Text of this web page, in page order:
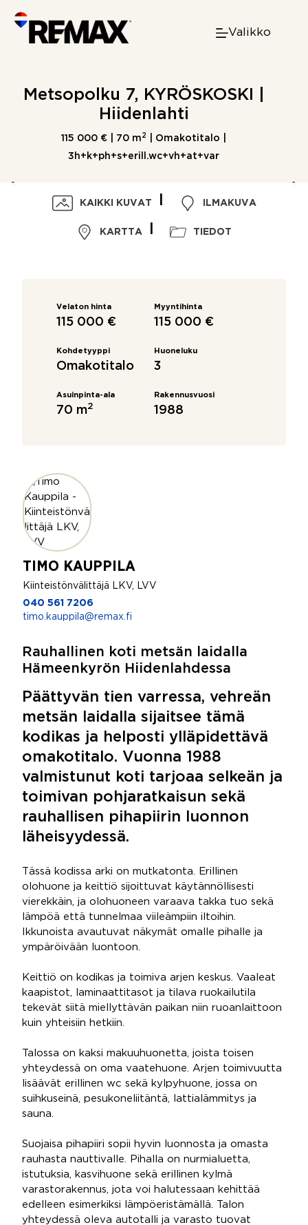
content
Valikko
Metsopolku 7, KYRÖSKOSKI |
Hiidenlahti
115 000 € | 70 m 2 | Omakotitalo |
3h+k+ph+s+erill.wc+vh+at+var
KAIKKI KUVAT ILMAKUVA
KARTTA TIEDOT
Velaton hinta
115 000 €
Myyntihinta
115 000 €
Kohdetyyppi
Omakotitalo
Huoneluku
3
Asuinpinta-ala
70 m2
Rakennusvuosi
1988
TIMO KAUPPILA
Kiinteistönvälittäjä LKV, LVV
040 561 7206
timo.kauppila@remax.fi
Rauhallinen koti metsän laidalla
Hämeenkyrön Hiidenlahdessa
Päättyvän tien varressa, vehreän
metsän laidalla sijaitsee tämä
kodikas ja helposti ylläpidettävä
omakotitalo. Vuonna 1988
valmistunut koti tarjoaa selkeän ja
toimivan pohjaratkaisun sekä
rauhallisen pihapiirin luonnon
läheisyydessä.
Tässä kodissa arki on mutkatonta. Erillinen
olohuone ja keittiö sijoittuvat käytännöllisesti
vierekkäin, ja olohuoneen varaava takka tuo sekä
lämpöä että tunnelmaa viileämpiin iltoihin.
Ikkunoista avautuvat näkymät omalle pihalle ja
ympäröivään luontoon.
Keittiö on kodikas ja toimiva arjen keskus. Vaaleat
kaapistot, laminaattitasot ja tilava ruokailutila
tekevät siitä miellyttävän paikan niin ruoanlaittoon
kuin yhteisiin hetkiin.
Talossa on kaksi makuuhuonetta, joista toisen
yhteydessä on oma vaatehuone. Arjen toimivuutta
lisäävät erillinen wc sekä kylpyhuone, jossa on
suihkuseinä, pesukoneliitäntä, lattialämmitys ja
sauna.
Suojaisa pihapiiri sopii hyvin luonnosta ja omasta
rauhasta nauttivalle. Pihalla on nurmialuetta,
istutuksia, kasvihuone sekä erillinen kylmä
varastorakennus, jota voi halutessaan kehittää
edelleen esimerkiksi lämpöeristämällä. Talon
yhteydessä oleva autotalli ja varasto tuovat